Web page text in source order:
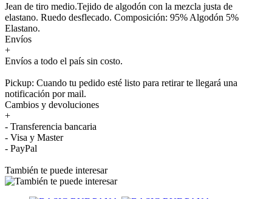
Jean de tiro medio.Tejido de algodón con la mezcla justa de
elastano. Ruedo desflecado. Composición: 95% Algodón 5%
Elastano.
Envíos
+
Envíos a todo el país sin costo.
Pickup: Cuando tu pedido esté listo para retirar te llegará una
notificación por mail.
Cambios y devoluciones
+
- Transferencia bancaria
- Visa y Master
- PayPal
También te puede interesar